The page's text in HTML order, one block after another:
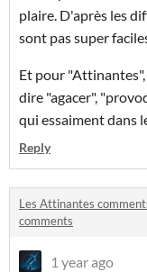
plaire. D'après les
sont pas super
Et pour
dire "agacer",
qui essaiment dans
Reply
Les Attinantes
comments
1 year ago